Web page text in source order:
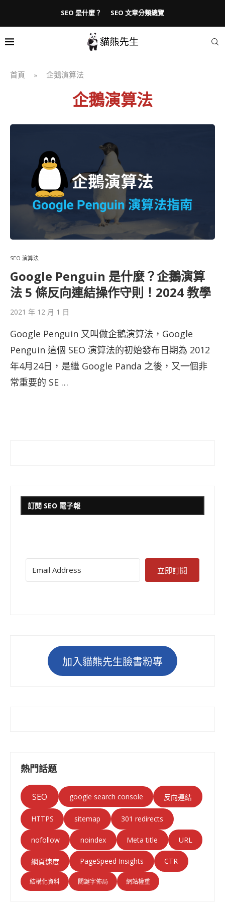
SEO 是什麼？ SEO 文章分類總覽
首頁 » 企鵝演算法
企鵝演算法
SEO 演算法
Google Penguin 是什麼？企鵝演算
法 5 條反向連結操作守則！2024 教學
2021 年 12 月 1 日
Google Penguin 又叫做企鵝演算法，Google
Penguin 這個 SEO 演算法的初始發布日期為 2012
年4月24日，是繼 Google Panda 之後，又一個非
常重要的 SE …
訂閱 SEO 電子報
立即訂閱
加入貓熊先生臉書粉專
熱門話題
SEO google search console 反向連結
HTTPS sitemap 301 redirects
nofollow noindex Meta title URL
網頁速度 PageSpeed Insights CTR
結構化資料 關鍵字佈局 網站權重